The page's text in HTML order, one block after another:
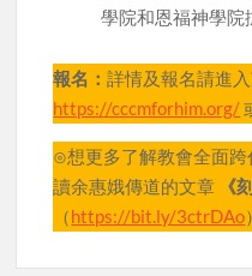
學院和恩福神學院
報名：詳情及報名請進
https://cccmforhim.org/
⊙想更多了解教會全面
讀余惠娥傳道的文章
《
（https://bit.ly/3ctrDAo）